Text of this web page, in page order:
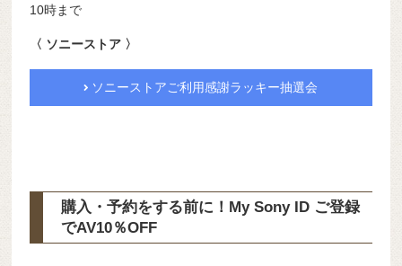
10時まで
〈 ソニーストア 〉
ソニーストアご利用感謝ラッキー抽選会
購入・予約をする前に！My Sony ID ご登録
でAV10％OFF